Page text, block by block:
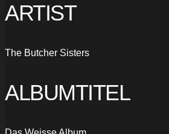
ARTIST
The Butcher Sisters
ALBUMTITEL